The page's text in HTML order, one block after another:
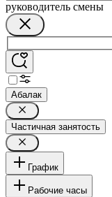
руководитель смены
Абалак
Частичная занятость
График
Рабочие часы